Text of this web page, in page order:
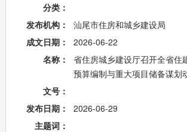
分类：
发布机构：
汕尾市住房和城乡建设局
成文日期：
2026-06-22
名称：
省住房城乡建设厅召开全省住
预算编制与重大项目储备谋划
文号：
发布日期：
2026-06-29
主题词：